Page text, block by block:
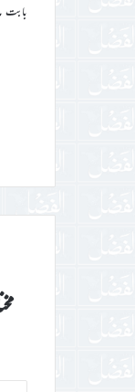
بابت